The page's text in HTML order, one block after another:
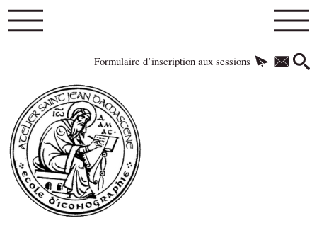
Formulaire d’inscription aux sessions